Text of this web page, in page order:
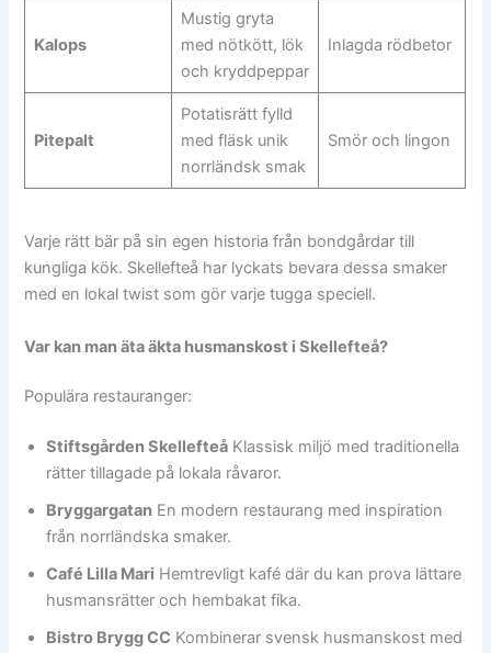
Kalops
Mustig gryta
med nötkött, lök
och kryddpeppar
Inlagda rödbetor
Pitepalt
Potatisrätt fylld
med fläsk unik
norrländsk smak
Smör och lingon
Varje rätt bär på sin egen historia från bondgårdar till
kungliga kök. Skellefteå har lyckats bevara dessa smaker
med en lokal twist som gör varje tugga speciell.
Var kan man äta äkta husmanskost i Skellefteå?
Populära restauranger:
Stiftsgården Skellefteå Klassisk miljö med traditionella
rätter tillagade på lokala råvaror.
Bryggargatan En modern restaurang med inspiration
från norrländska smaker.
Café Lilla Mari Hemtrevligt kafé där du kan prova lättare
husmansrätter och hembakat fika.
Bistro Brygg CC Kombinerar svensk husmanskost med